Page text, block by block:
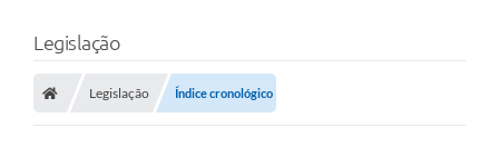
Legislação
Legislação Índice cronológico